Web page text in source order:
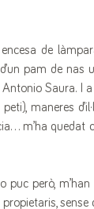
de
pam de
Saura. I
maneres
m’ha
puc però,
sense